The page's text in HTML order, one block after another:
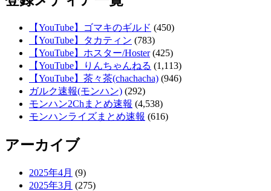
【YouTube】ゴマキのギルド (450)
【YouTube】タカティン (783)
【YouTube】ホスター/Hoster(425)
【YouTube】りんちゃんねる (1,113)
【YouTube】茶々茶(chachacha) (946)
ガルク速報(モンハン) (292)
モンハン2Chまとめ速報 (4,538)
モンハンライズまとめ速報 (616)
アーカイブ
2025年4月 (9)
2025年3月 (275)